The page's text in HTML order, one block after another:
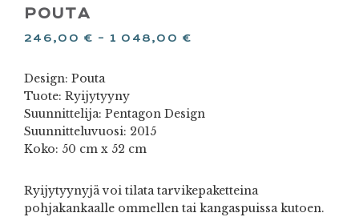
POUTA
246,00 € – 1 048,00 €
Design: Pouta
Tuote: Ryijytyyny
Suunnittelija: Pentagon Design
Suunnitteluvuosi: 2015
Koko: 50 cm x 52 cm
Ryijytyynyjä voi tilata tarvikepaketteina
pohjakankaalle ommellen tai kangaspuissa kutoen.